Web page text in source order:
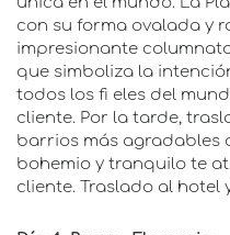
con su forma ovalada y
impresionante
que simboliza la
todos los fi eles del
cliente. Por la tarde,
barrios más agradables
bohemio y tranquilo te
cliente. Traslado al hotel